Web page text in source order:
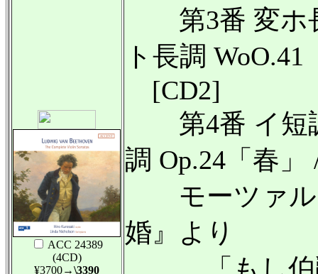
ACC 24389
(4CD)
¥3700→\3390
第3番 変ホ
ト長調 WoO.41
[CD2]
第4番 イ短
調 Op.24「春」
モーツァル
婚』より